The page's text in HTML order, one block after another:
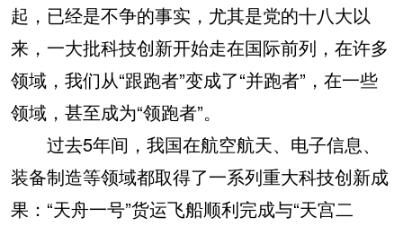
起，已经是不争的事实，尤其是党的十八大以
来，一大批科技创新开始走在国际前列，在许多
领域，我们从“跟跑者”变成了“并跑者”，在一些
领域，甚至成为“领跑者”。
过去5年间，我国在航空航天、电子信息、
装备制造等领域都取得了一系列重大科技创新成
果：“天舟一号”货运飞船顺利完成与“天宫二